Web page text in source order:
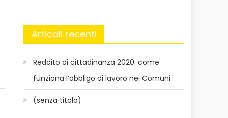
Articoli recenti
Reddito di cittadinanza 2020: come
funziona l’obbligo di lavoro nei Comuni
(senza titolo)